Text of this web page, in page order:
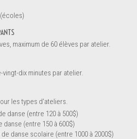
maximum de 60 élèves par atelier.
vingt-dix minutes par atelier.
les types d'ateliers.
danse (entre 120 à 500$)
danse (entre 150 à 600$)
danse scolaire (entre 1000 à 2000$)